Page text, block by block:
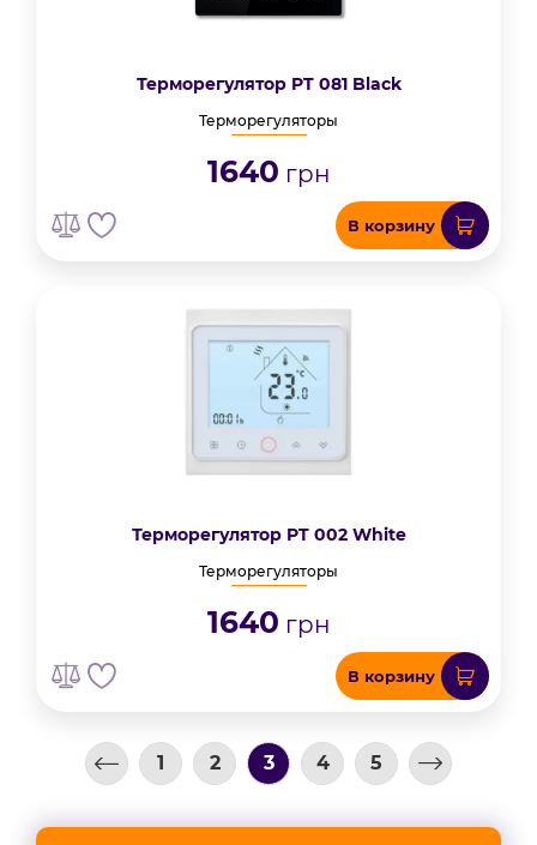
Терморегулятор PT 081 Black
Терморегуляторы
1640 грн
В корзину
Терморегулятор PT 002 White
Терморегуляторы
1640 грн
В корзину
1 2 3 4 5